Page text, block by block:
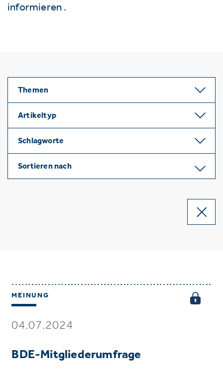
informieren .
Themen
Artikeltyp
Schlagworte
Sortieren nach
MEINUNG
04.07.2024
BDE-Mitgliederumfrage